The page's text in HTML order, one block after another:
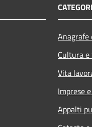
Cultura
Vita
Imprese
Appalti